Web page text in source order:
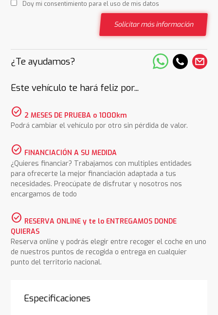
Doy mi consentimiento para el uso de mis datos
Solicitar más información
¿Te ayudamos?
Este vehículo te hará feliz por...
check_circle 2 MESES DE PRUEBA o 1000km
Podrá cambiar el vehículo por otro sin pérdida de valor.
check_circle FINANCIACIÓN A SU MEDIDA
¿Quieres financiar? Trabajamos con multiples entidades
para ofrecerte la mejor financiación adaptada a tus
necesidades. Preocúpate de disfrutar y nosotros nos
encargamos de todo
check_circle RESERVA ONLINE y te lo ENTREGAMOS DONDE
QUIERAS
Reserva online y podrás elegir entre recoger el coche en uno
de nuestros puntos de recogida o entrega en cualquier
punto del territorio nacional.
Especificaciones